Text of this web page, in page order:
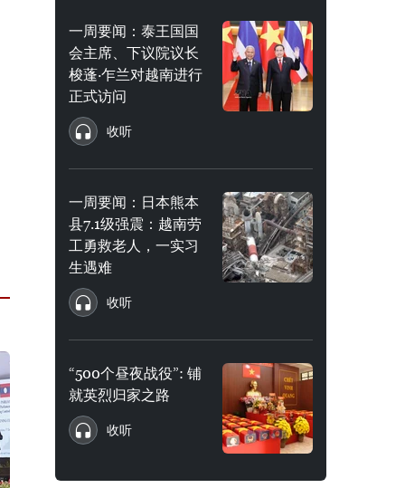
一周要闻：泰王国国
会主席、下议院议长
梭蓬·乍兰对越南进行
正式访问
收听
一周要闻：日本熊本
县7.1级强震：越南劳
工勇救老人，一实习
生遇难
收听
“500个昼夜战役”: 铺
就英烈归家之路
收听